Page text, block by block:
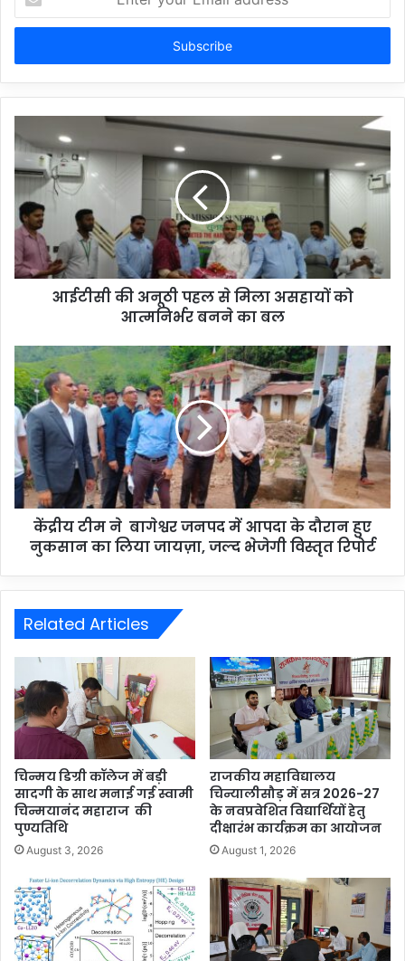
your
Email
आईटीसी की अनूठी पहल से मिला असहायों को
आत्मनिर्भर बनने का बल
केंद्रीय टीम ने बागेश्वर जनपद में आपदा के दौरान हुए
नुकसान का लिया जायज़ा, जल्द भेजेगी विस्तृत रिपोर्ट
Related Articles
चिन्मय डिग्री कॉलेज में बड़ी
सादगी के साथ मनाई गई स्वामी
चिन्मयानंद महाराज की
पुण्यतिथि
August 3, 2026
राजकीय महाविद्यालय
चिन्यालीसौड़ में सत्र 2026-27
के नवप्रवेशित विद्यार्थियों हेतु
दीक्षारंभ कार्यक्रम का आयोजन
August 1, 2026